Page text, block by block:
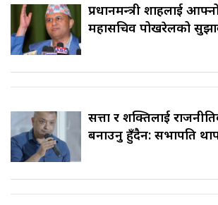
प्रधानमन्त्री शाहलाई
महासचिव पोखरेलको
सत्ता र शक्तिलाई
बनाउनु हुँदैन: सभापति